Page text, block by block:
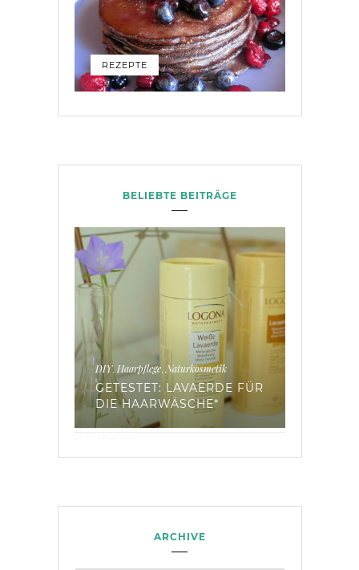
REZEPTE
BELIEBTE BEITRÄGE
DIY, Haarpflege, Naturkosmetik
GETESTET: LAVAERDE FÜR
DIE HAARWÄSCHE*
ARCHIVE